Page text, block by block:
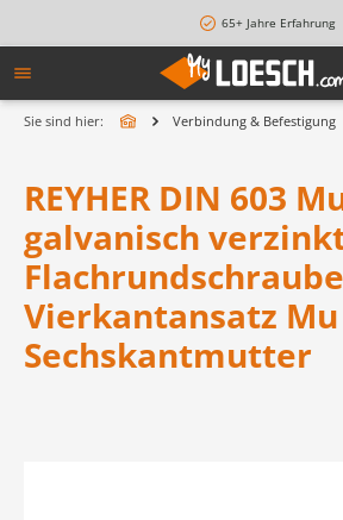
65+ Jahre Erfahrung
Sie sind hier: Verbindung & Befestigung
REYHER DIN 603
galvanisch
Vierkantansatz
Sechskantmutter